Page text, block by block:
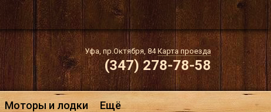
Уфа, пр.Октября, 84Карта проезда
(347) 278-78-58
Моторы и лодки Ещё